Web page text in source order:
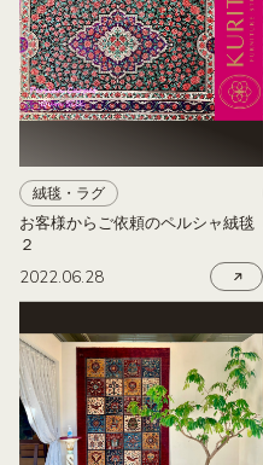
絨毯・ラグ
お客様からご依頼のペルシャ絨毯
２
2022.06.28